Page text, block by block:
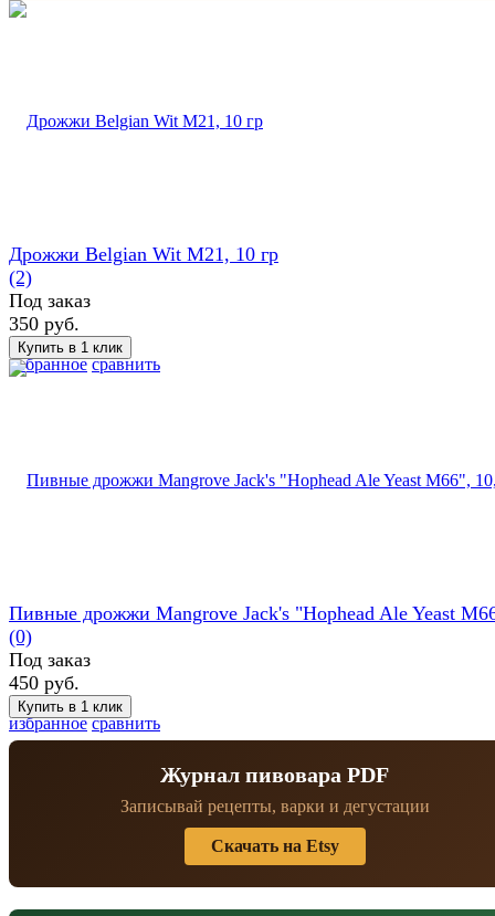
избранное сравнить
Дрожжи Belgian Wit M21, 10 гр
(2)
Под заказ
350 руб.
избранное сравнить
Пивные дрожжи Mangrove Jack's "Hophead Ale Yeast
(0)
Под заказ
450 руб.
Журнал пивовара PDF
Записывай рецепты, варки и дегустации
Скачать на Etsy